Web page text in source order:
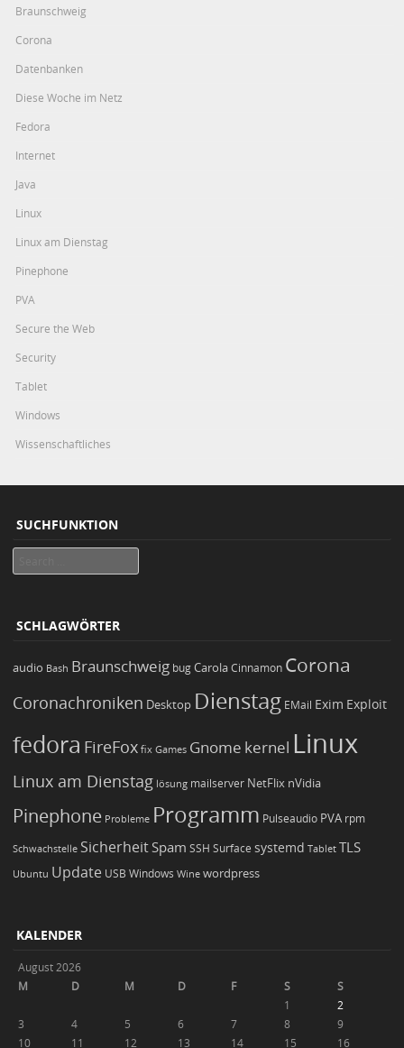
Braunschweig
Corona
Datenbanken
Diese Woche im Netz
Fedora
Internet
Java
Linux
Linux am Dienstag
Pinephone
PVA
Secure the Web
Security
Tablet
Windows
Wissenschaftliches
SUCHFUNKTION
SCHLAGWÖRTER
audio Bash Braunschweig bugCarola Cinnamon Corona
Coronachroniken Desktop Dienstag EMail Exim Exploit
fedora FireFox fix Games Gnome kernel Linux
Linux am Dienstag lösung mailserver NetFlix nVidia
Pinephone Probleme Programm Pulseaudio PVA rpm
Schwachstelle Sicherheit Spam SSH Surface systemd Tablet TLS
Ubuntu Update USB Windows Wine wordpress
KALENDER
August 2026
M
D M D F S
S
1
2
3
4 5 6 7 8
9
10
11 12 13 14 15 16